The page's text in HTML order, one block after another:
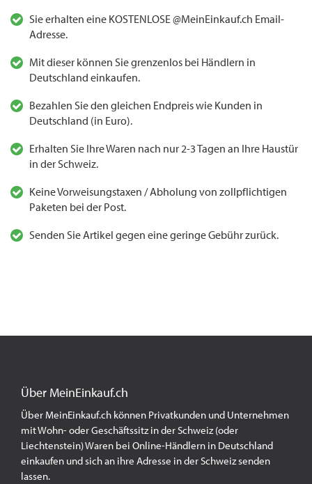
Sie erhalten eine KOSTENLOSE @MeinEinkauf.ch Email-
Adresse.
Mit dieser können Sie grenzenlos bei Händlern in
Deutschland einkaufen.
Bezahlen Sie den gleichen Endpreis wie Kunden in
Deutschland (in Euro).
Erhalten Sie Ihre Waren nach nur 2-3 Tagen an Ihre Haustür
in der Schweiz.
Keine Vorweisungstaxen / Abholung von zollpflichtigen
Paketen bei der Post.
Senden Sie Artikel gegen eine geringe Gebühr zurück.
Über MeinEinkauf.ch
Über MeinEinkauf.ch können Privatkunden und Unternehmen
mit Wohn- oder Geschäftssitz in der Schweiz (oder
Liechtenstein) Waren bei Online-Händlern in Deutschland
einkaufen und sich an ihre Adresse in der Schweiz senden
lassen.